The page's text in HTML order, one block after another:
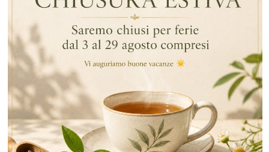
ARTICOLI RECENTI
RECENT COMMENTS
CATEGORIE